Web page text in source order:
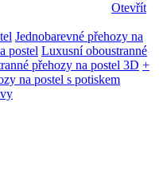
Otevřít
Jednobarevné přehozy na
postel Luxusní oboustranné
přehozy na postel 3D +
na postel s potiskem